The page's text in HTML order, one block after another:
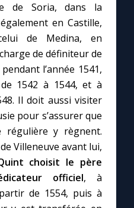
de Soria, dans la
en Castille,
de Medina, en
de définiteur de
l’année 1541,
1542 à 1544, et à
Il doit aussi visiter
pour s’assurer que
y règnent.
Villeneuve avant lui,
choisit le père
officiel, à
de 1554, puis à